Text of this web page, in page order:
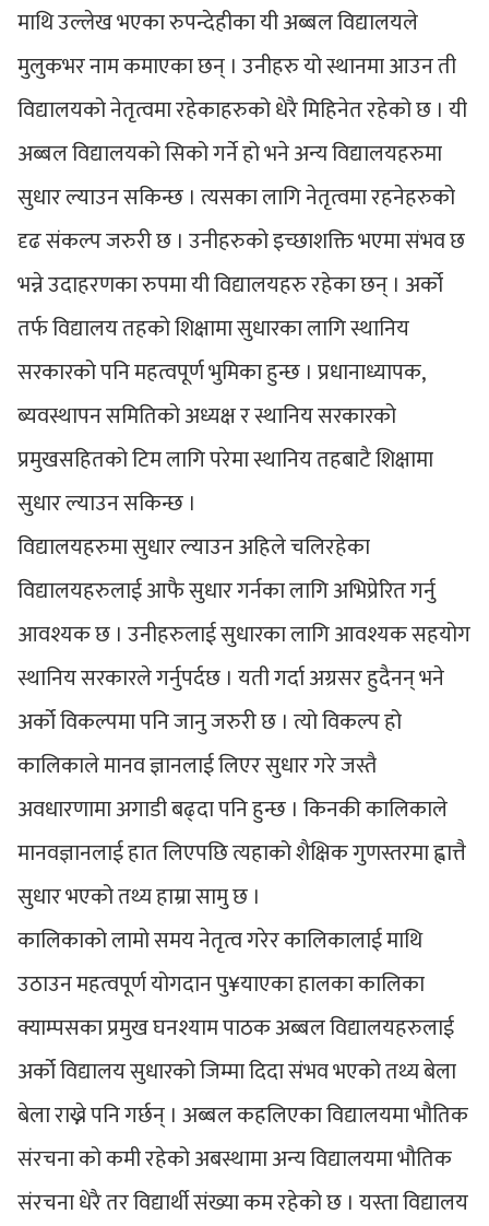
माथि उल्लेख भएका रुपन्देहीका यी अब्बल विद्यालयले
मुलुकभर नाम कमाएका छन् । उनीहरु यो स्थानमा आउन ती
विद्यालयको नेतृत्वमा रहेकाहरुको धेरै मिहिनेत रहेको छ । यी
अब्बल विद्यालयको सिको गर्ने हो भने अन्य विद्यालयहरुमा
सुधार ल्याउन सकिन्छ । त्यसका लागि नेतृत्वमा रहनेहरुको
दृढ संकल्प जरुरी छ । उनीहरुको इच्छाशक्ति भएमा संभव छ
भन्ने उदाहरणका रुपमा यी विद्यालयहरु रहेका छन् । अर्को
तर्फ विद्यालय तहको शिक्षामा सुधारका लागि स्थानिय
सरकारको पनि महत्वपूर्ण भुमिका हुन्छ । प्रधानाध्यापक,
ब्यवस्थापन समितिको अध्यक्ष र स्थानिय सरकारको
प्रमुखसहितको टिम लागि परेमा स्थानिय तहबाटै शिक्षामा
सुधार ल्याउन सकिन्छ ।
विद्यालयहरुमा सुधार ल्याउन अहिले चलिरहेका
विद्यालयहरुलाई आफै सुधार गर्नका लागि अभिप्रेरित गर्नु
आवश्यक छ । उनीहरुलाई सुधारका लागि आवश्यक सहयोग
स्थानिय सरकारले गर्नुपर्दछ । यती गर्दा अग्रसर हुदैनन् भने
अर्को विकल्पमा पनि जानु जरुरी छ । त्यो विकल्प हो
कालिकाले मानव ज्ञानलाई लिएर सुधार गरे जस्तै
अवधारणामा अगाडी बढ्दा पनि हुन्छ । किनकी कालिकाले
मानवज्ञानलाई हात लिएपछि त्यहाको शैक्षिक गुणस्तरमा ह्वात्तै
सुधार भएको तथ्य हाम्रा सामु छ ।
कालिकाको लामो समय नेतृत्व गरेर कालिकालाई माथि
उठाउन महत्वपूर्ण योगदान पु¥याएका हालका कालिका
क्याम्पसका प्रमुख घनश्याम पाठक अब्बल विद्यालयहरुलाई
अर्को विद्यालय सुधारको जिम्मा दिदा संभव भएको तथ्य बेला
बेला राख्ने पनि गर्छन् । अब्बल कहलिएका विद्यालयमा भौतिक
संरचना को कमी रहेको अबस्थामा अन्य विद्यालयमा भौतिक
संरचना धेरै तर विद्यार्थी संख्या कम रहेको छ । यस्ता विद्यालय